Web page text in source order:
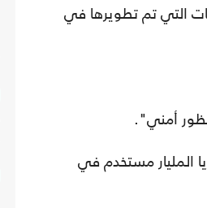
التي تم تطويرها في
أمني".
المليار مستخدم في